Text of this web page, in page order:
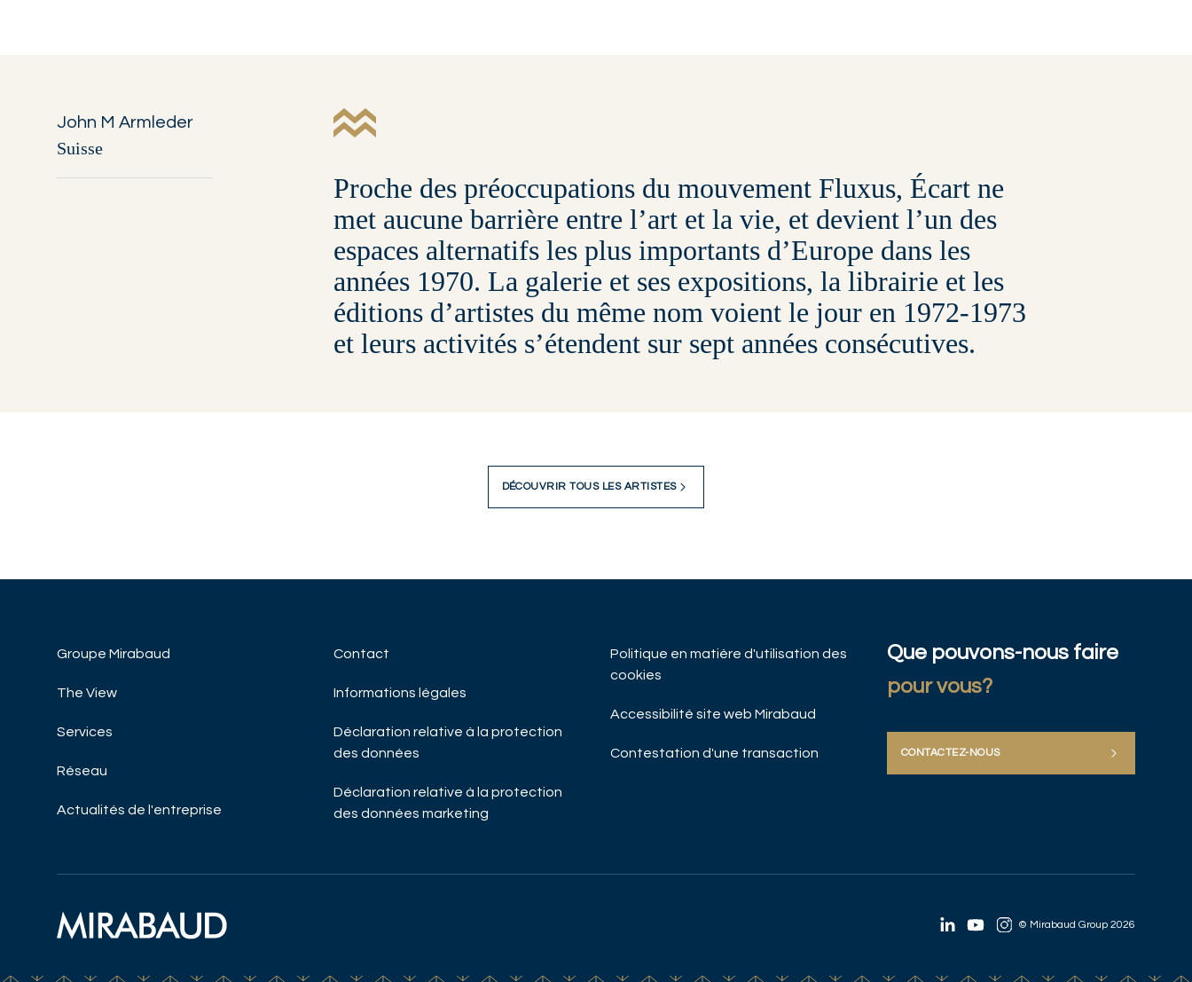
John M Armleder
Suisse
Proche des préoccupations du mouvement Fluxus, Écart ne
met aucune barrière entre l’art et la vie, et devient l’un des
espaces alternatifs les plus importants d’Europe dans les
années 1970. La galerie et ses expositions, la librairie et les
éditions d’artistes du même nom voient le jour en 1972-1973
et leurs activités s’étendent sur sept années consécutives.
DÉCOUVRIR TOUS LES ARTISTES
Groupe Mirabaud
The View
Services
Réseau
Actualités de l'entreprise
Contact
Informations légales
Déclaration relative à la protection
des données
Déclaration relative à la protection
des données marketing
Politique en matière d'utilisation des
cookies
Accessibilité site web Mirabaud
Contestation d'une transaction
Que pouvons-nous faire
pour vous?
CONTACTEZ-NOUS
© Mirabaud Group 2026